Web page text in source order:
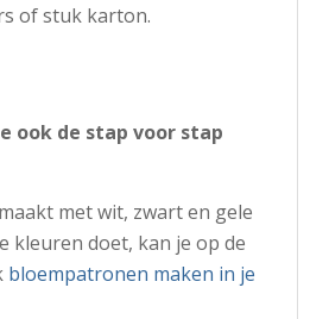
of stuk karton.
ook de stap voor stap
met wit, zwart en gele
kleuren doet, kan je op de
bloempatronen maken in je